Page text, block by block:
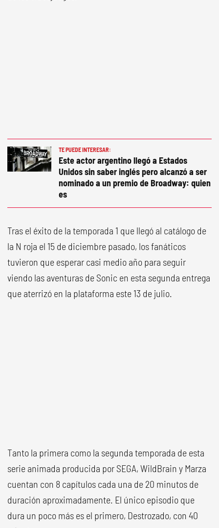
TE PUEDE INTERESAR:
Este actor argentino llegó a Estados
Unidos sin saber inglés pero alcanzó a ser
nominado a un premio de Broadway: quien
es
Tras el éxito de la temporada 1 que llegó al catálogo de
la N roja el 15 de diciembre pasado, los fanáticos
tuvieron que esperar casi medio año para seguir
viendo las aventuras de Sonic en esta segunda entrega
que aterrizó en la plataforma este 13 de julio.
Tanto la primera como la segunda temporada de esta
serie animada producida por SEGA, WildBrain y Marza
cuentan con 8 capítulos cada una de 20 minutos de
duración aproximadamente. El único episodio que
dura un poco más es el primero, Destrozado, con 40